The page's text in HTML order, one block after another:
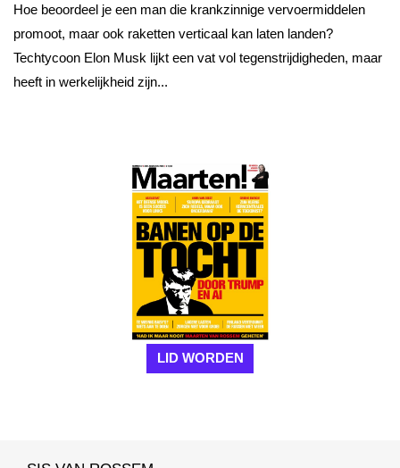
Hoe beoordeel je een man die krankzinnige vervoermiddelen
promoot, maar ook raketten verticaal kan laten landen?
Techtycoon Elon Musk lijkt een vat vol tegenstrijdigheden, maar
heeft in werkelijkheid zijn...
LID WORDEN